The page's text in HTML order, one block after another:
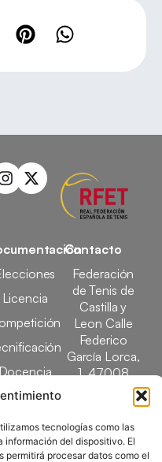
tecnologías como las
información del dispositivo. El
permitirá procesar datos como el
Licencia
Docencia
Contacto
Federación
de Tenis de
Castilla y
Leon Calle
Federico
García Lorca,
1, 47008
983 24 94 26